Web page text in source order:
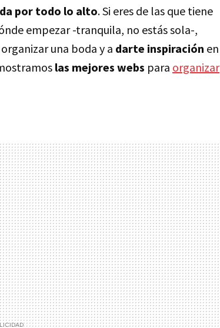
por todo lo alto. Si eres de las que tiene
empezar -tranquila, no estás sola-,
una boda y a darte inspiración en
las mejores webs para organizar